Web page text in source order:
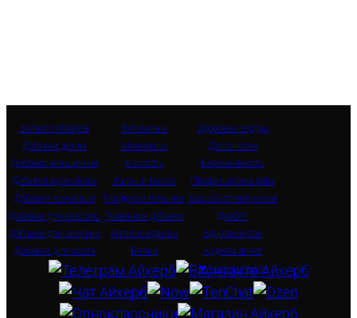
Каталог обзоров
Добавки детям
Добавки женщинам
Добавки мужчинам
Добавки пожилым
Добавки для красоты
Добавки для энергии
Добавки для мозга
Витамины
Минералы
Кислоты
Жиры и масла
Продукты питания
Травяные добавки
Антиоксиданты
Белки
Здоровье сердца
Долголетие
Беременность
Профилактика рака
Защита от патогенов
Диабет
Здоровый сон
Худеем легко
❤ Наш магазин